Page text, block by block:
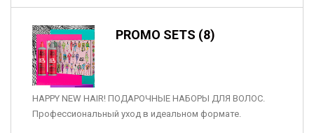
PROMO SETS (8)
HAPPY NEW HAIR! ПОДАРОЧНЫЕ НАБОРЫ ДЛЯ ВОЛОС.
Профессиональный уход в идеальном формате.